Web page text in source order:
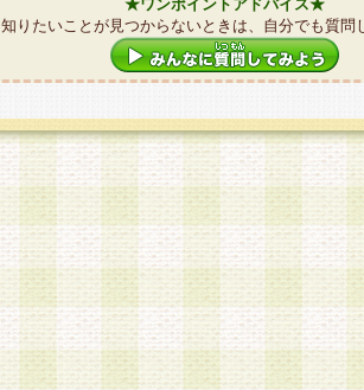
★ワンポイントアドバイス★
知りたいことが見つからないときは、自分でも質問